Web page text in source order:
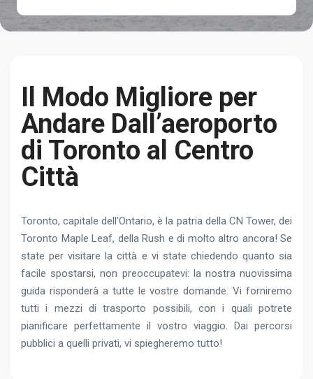
Il Modo Migliore per
Andare Dall’aeroporto
di Toronto al Centro
Città
Toronto, capitale dell’Ontario, è la patria della CN Tower, dei
Toronto Maple Leaf, della Rush e di molto altro ancora! Se
state per visitare la città e vi state chiedendo quanto sia
facile spostarsi, non preoccupatevi: la nostra nuovissima
guida risponderà a tutte le vostre domande. Vi forniremo
tutti i mezzi di trasporto possibili, con i quali potrete
pianificare perfettamente il vostro viaggio. Dai percorsi
pubblici a quelli privati, vi spiegheremo tutto!